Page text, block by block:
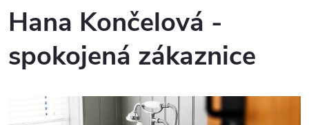
Hana Končelová -
spokojená zákaznice